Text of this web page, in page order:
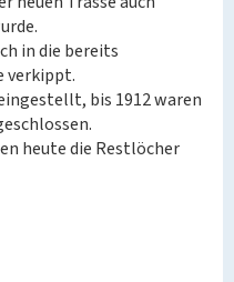
in die bereits
verkippt.
bis 1912 waren
heute die Restlöcher